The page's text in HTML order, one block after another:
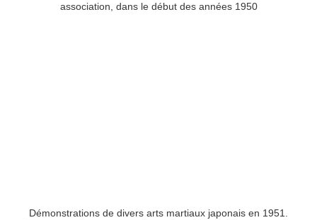
association, dans le début des années 1950
Démonstrations de divers arts martiaux japonais en 1951.